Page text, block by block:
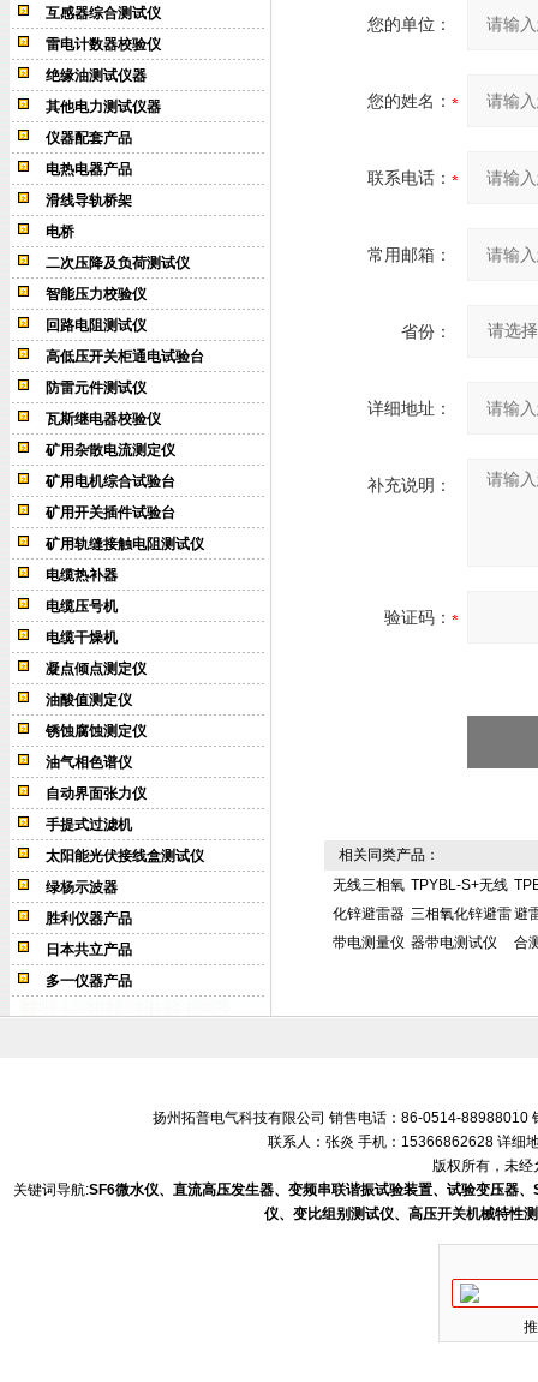
互感器综合测试仪
雷电计数器校验仪
绝缘油测试仪器
其他电力测试仪器
仪器配套产品
电热电器产品
滑线导轨桥架
电桥
二次压降及负荷测试仪
智能压力校验仪
回路电阻测试仪
高低压开关柜通电试验台
防雷元件测试仪
瓦斯继电器校验仪
矿用杂散电流测定仪
矿用电机综合试验台
矿用开关插件试验台
矿用轨缝接触电阻测试仪
电缆热补器
电缆压号机
电缆干燥机
凝点倾点测定仪
油酸值测定仪
锈蚀腐蚀测定仪
油气相色谱仪
自动界面张力仪
手提式过滤机
太阳能光伏接线盒测试仪
绿杨示波器
胜利仪器产品
日本共立产品
多一仪器产品
您的单位：
您的姓名：
联系电话：
常用邮箱：
省份：
详细地址：
补充说明：
验证码：
相关同类产品：
无线三相氧
化锌避雷器
带电测量仪
TPYBL-S+无线
三相氧化锌避雷
器带电测试仪
避
合
扬州拓普电气科技有限公司 销售电话：86-0514-88988010
联系人：张炎 手机：15366862628 详细
版权所有，未
关键词导航:SF6微水仪、直流高压发生器、变频串联谐振试验装置、试验变压器
仪、变比组别测试仪、高压开关机械特性